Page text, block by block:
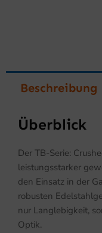
Beschreibung
Überblick
Der TB-Serie:
leistungsstarker
den Einsatz in der
robusten
nur Langlebigkeit,
Optik.